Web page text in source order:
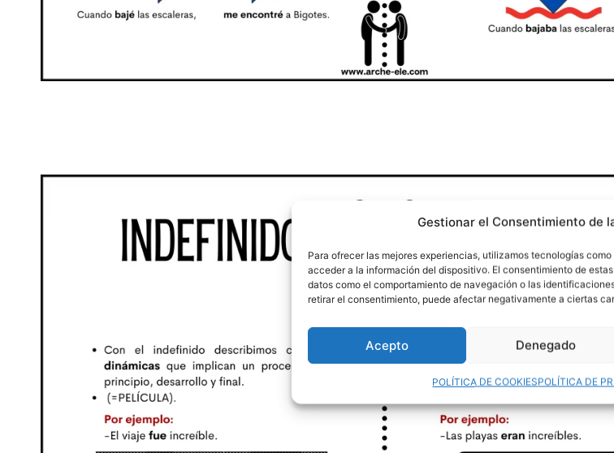
Gestionar el Consentimiento de
Para ofrecer las mejores experiencias, utilizamos tecnologías
acceder a la información del dispositivo. El consentimiento de
datos como el comportamiento de navegación o las
retirar el consentimiento, puede afectar negativamente a ciertas
Acepto Denegado
POLÍTICA DE COOKIESPOLÍTICA DE